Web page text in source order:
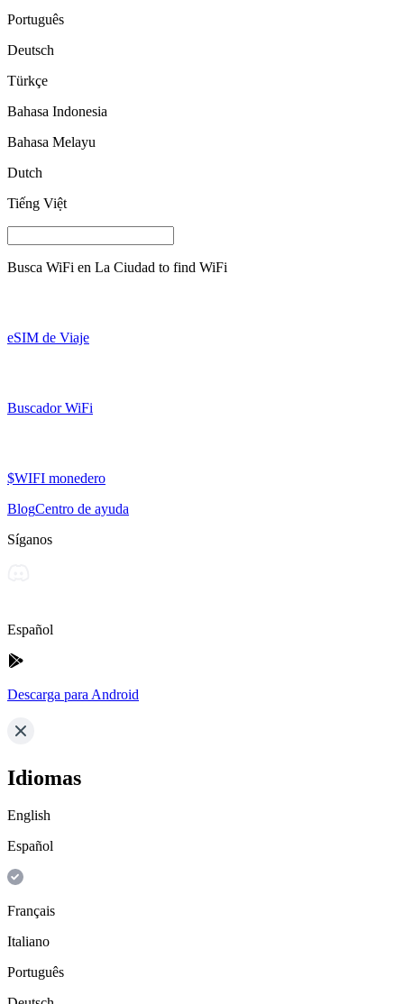
Português
Deutsch
Türkçe
Bahasa Indonesia
Bahasa Melayu
Dutch
Tiếng Việt
Busca WiFi en La Ciudad to find WiFi
eSIM de Viaje
Buscador WiFi
$WIFI monedero
BlogCentro de ayuda
Síganos
Español
Descarga para Android
Idiomas
English
Español
Français
Italiano
Português